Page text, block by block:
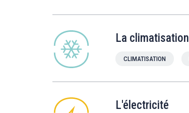
La climatisation
CLIMATISATION
L'électricité